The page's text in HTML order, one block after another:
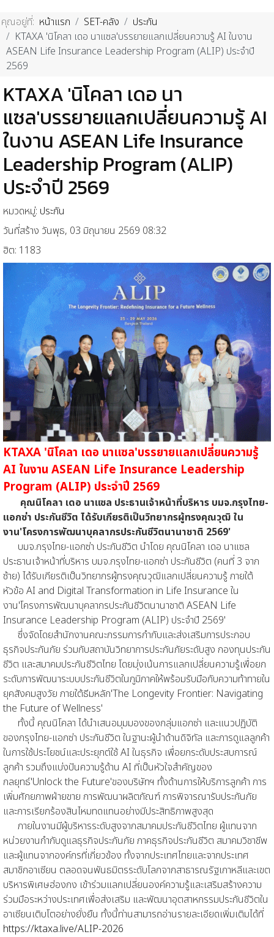
คุณอยู่ที่: หน้าแรก SET-คลัง
ประกัน
KTAXA 'นิโคลา เดอ นาแซล'บรรยายแลกเปลี่ยนความรู้ AI ในงาน
ASEAN Life Insurance Leadership Program (ALIP) ประจำปี
2569
KTAXA 'นิโคลา เดอ นา
แซล'บรรยายแลกเปลี่ยนความรู้ AI
ในงาน ASEAN Life Insurance
Leadership Program (ALIP)
ประจำปี 2569
หมวดหมู่: ประกัน
วันที่สร้าง วันพุธ, 03 มิถุนายน 2569 08:32
ฮิต: 1183
KTAXA 'นิโคลา เดอ นาแซล'บรรยายแลกเปลี่ยนความรู้
AI ในงาน ASEAN Life Insurance Leadership
Program (ALIP) ประจำปี 2569
คุณนิโคลา เดอ นาแซล ประธานเจ้าหน้าที่บริหาร บมจ.กรุงไทย-
แอกซ่า ประกันชีวิต ได้รับเกียรติเป็นวิทยากรผู้ทรงคุณวุฒิ ใน
งาน'โครงการพัฒนาบุคลากรประกันชีวิตนานาชาติ 2569'
บมจ.กรุงไทย-แอกซ่า ประกันชีวิต นำโดย คุณนิโคลา เดอ นาแซล
ประธานเจ้าหน้าที่บริหาร บมจ.กรุงไทย-แอกซ่า ประกันชีวิต (คนที่ 3 จาก
ซ้าย) ได้รับเกียรติเป็นวิทยากรผู้ทรงคุณวุฒิแลกเปลี่ยนความรู้ ภายใต้
หัวข้อ AI and Digital Transformation in Life Insurance ใน
งาน'โครงการพัฒนาบุคลากรประกันชีวิตนานาชาติ ASEAN Life
Insurance Leadership Program (ALIP) ประจำปี 2569'
ซึ่งจัดโดยสำนักงานคณะกรรมการกำกับและส่งเสริมการประกอบ
ธุรกิจประกันภัย ร่วมกับสถาบันวิทยาการประกันภัยระดับสูง กองทุนประกัน
ชีวิต และสมาคมประกันชีวิตไทย โดยมุ่งเน้นการแลกเปลี่ยนความรู้เพื่อยก
ระดับการพัฒนาระบบประกันชีวิตในภูมิภาคให้พร้อมรับมือกับความท้าทายใน
ยุคสังคมสูงวัย ภายใต้ธีมหลัก'The Longevity Frontier: Navigating
the Future of Wellness'
ทั้งนี้ คุณนิโคลา ได้นำเสนอมุมมองของกลุ่มแอกซ่า และแนวปฏิบัติ
ของกรุงไทย-แอกซ่า ประกันชีวิต ในฐานะผู้นำด้านดิจิทัล และการดูแลลูกค้า
ในการใช้ประโยชน์และประยุกต์ใช้ AI ในธุรกิจ เพื่อยกระดับประสบการณ์
ลูกค้า รวมถึงแบ่งปันความรู้ด้าน AI ที่เป็นหัวใจสำคัญของ
กลยุทธ์'Unlock the Future'ของบริษัทฯ ทั้งด้านการให้บริการลูกค้า การ
เพิ่มศักยภาพฝ่ายขาย การพัฒนาผลิตภัณฑ์ การพิจารณารับประกันภัย
และการเรียกร้องสินไหมทดแทนอย่างมีประสิทธิภาพสูงสุด
ภายในงานมีผู้บริหารระดับสูงจากสมาคมประกันชีวิตไทย ผู้แทนจาก
หน่วยงานกำกับดูแลธุรกิจประกันภัย ภาคธุรกิจประกันชีวิต สมาคมวิชาชีพ
และผู้แทนจากองค์กรที่เกี่ยวข้อง ทั้งจากประเทศไทยและจากประเทศ
สมาชิกอาเซียน ตลอดจนพันธมิตรระดับโลกจากสาธารณรัฐเกาหลีและเขต
บริหารพิเศษฮ่องกง เข้าร่วมแลกเปลี่ยนองค์ความรู้และเสริมสร้างความ
ร่วมมือระหว่างประเทศเพื่อส่งเสริม และพัฒนาอุตสาหกรรมประกันชีวิตใน
อาเซียนเติบโตอย่างยั่งยืน ทั้งนี้ท่านสามารถอ่านรายละเอียดเพิ่มเติมได้ที่
https://ktaxa.live/ALIP-2026